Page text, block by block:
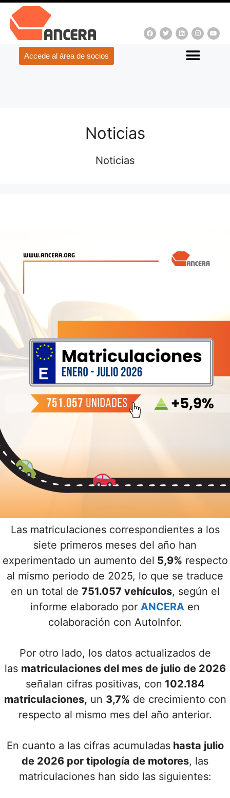
Accede al área de socios
Noticias
Noticias
Las matriculaciones correspondientes a los
siete primeros meses del año han
experimentado un aumento del 5,9% respecto
al mismo periodo de 2025, lo que se traduce
en un total de 751.057 vehículos, según el
informe elaborado por ANCERA en
colaboración con AutoInfor.
Por otro lado, los datos actualizados de
las matriculaciones del mes de julio de 2026
señalan cifras positivas, con 102.184
matriculaciones, un 3,7% de crecimiento con
respecto al mismo mes del año anterior.
En cuanto a las cifras acumuladashasta julio
de 2026 por tipología de motores, las
matriculaciones han sido las siguientes: